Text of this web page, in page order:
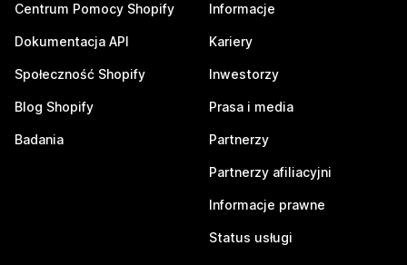
Centrum Pomocy Shopify
Dokumentacja API
Społeczność Shopify
Blog Shopify
Badania
Informacje
Kariery
Inwestorzy
Prasa i media
Partnerzy
Partnerzy afiliacyjni
Informacje prawne
Status usługi